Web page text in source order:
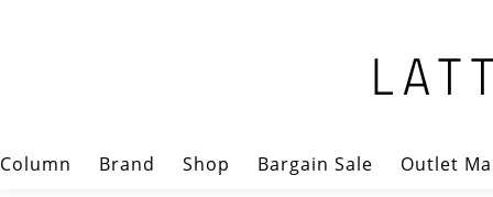
Column Brand Shop Bargain Sale Outlet